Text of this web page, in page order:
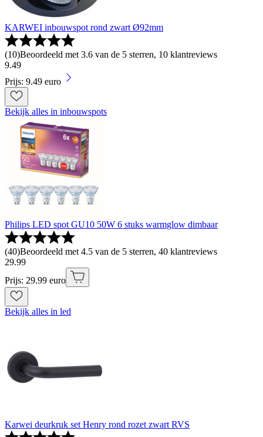
KARWEI inbouwspot rond zwart Ø92mm
(10)Beoordeeld met 3.6 van de 5 sterren, 10 klantreviews
9.49
Prijs: 9.49 euro
Bekijk alles in inbouwspots
Philips LED spot GU10 50W 6 stuks warmglow dimbaar
(40)Beoordeeld met 4.5 van de 5 sterren, 40 klantreviews
29.99
Prijs: 29.99 euro
Bekijk alles in led
Karwei deurkruk set Henry rond rozet zwart RVS